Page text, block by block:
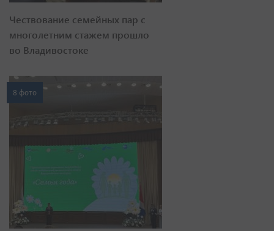
Чествование семейных пар с
многолетним стажем прошло
во Владивостоке
8 фото